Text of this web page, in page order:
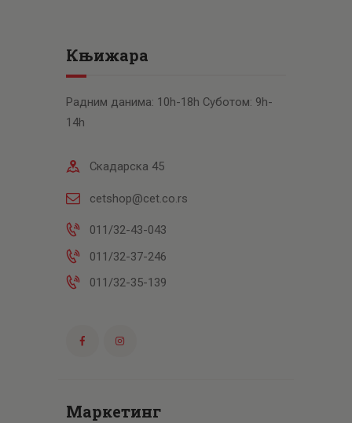
Књижара
Радним данима: 10h-18h Суботом: 9h-
14h
Скадарска 45
cetshop@cet.co.rs
011/32-43-043
011/32-37-246
011/32-35-139
Маркетинг